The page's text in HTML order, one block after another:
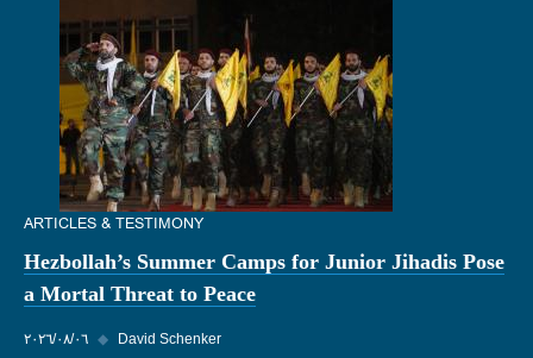
ARTICLES & TESTIMONY
Hezbollah’s Summer Camps for Junior Jihadis Pose
a Mortal Threat to Peace
٠٦‏/٠٨‏/٢٠٢٦ ◆ David Schenker